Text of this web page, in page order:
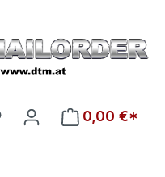
Du hast 0 Produkte auf
0,00 €*